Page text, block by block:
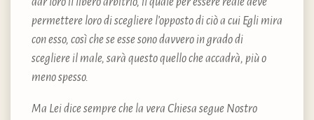
permettere loro di scegliere l’opposto di ciò a cui Egli mira
con esso, così che se esse sono davvero in grado di
scegliere il male, sarà questo quello che accadrà, più o
meno spesso.
Ma Lei dice sempre che la vera Chiesa segue Nostro